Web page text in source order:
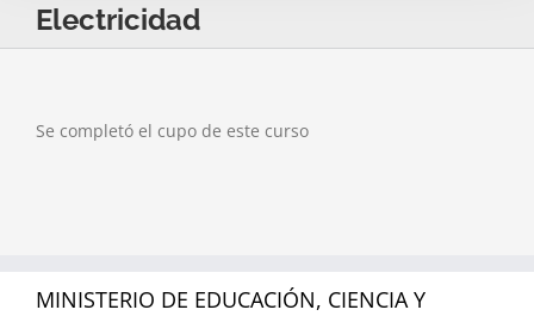
Electricidad
Se completó el cupo de este curso
MINISTERIO DE EDUCACIÓN, CIENCIA Y